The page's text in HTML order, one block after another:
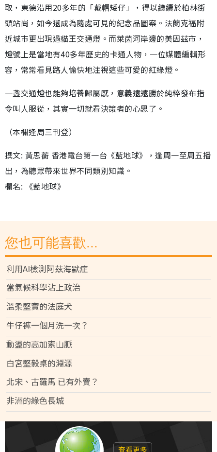
取，東德沿用20多年的「戴帽矮仔」，得以繼續於柏林街
頭站崗，如今還成為隨處可見的紀念品圖案。法蘭克福附
近城市更出現過貓王交通燈。而萊茵河岸邊的美因茲市，
燈號上是當地有40多年歷史的卡通人物，一位媒體編輯形
容，常常看見路人愉快地注視這些可愛的紅綠燈。
一盞交通燈也能夠培養歸屬感，意義遠遠勝於純粹發布指
令叫人服從，其實一切就看決策者的心思了。
（本欄逢周三刊登）
撰文: 黃思蘅 香港電台第一台《藍地球》，逢周一至周五播
出，為聽眾帶來世界不同類別知識。
欄名: 《藍地球》
您也可能喜歡...
利用AI檢測阿茲海默症
當氣候科學沾上政治
溫柔堅實的法庭犬
牛仔褲一個月洗一次？
動盪的高加索山脈
白宮堅毅桌的淵源
北宋、古羅馬 已有外賣？
非洲的綠色長城
查看更多